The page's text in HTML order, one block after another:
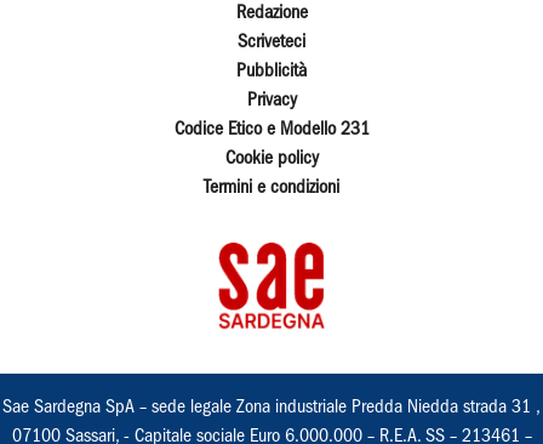
Redazione
Scriveteci
Pubblicità
Privacy
Codice Etico e Modello 231
Cookie policy
Termini e condizioni
Sae Sardegna SpA – sede legale Zona industriale Predda Niedda strada 31 ,
07100 Sassari, - Capitale sociale Euro 6.000.000 – R.E.A. SS – 213461 –